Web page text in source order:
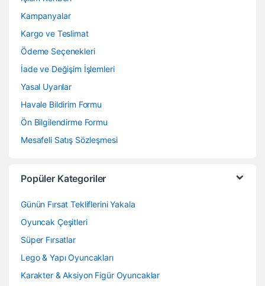
Kampanyalar
Kargo ve Teslimat
Ödeme Seçenekleri
İade ve Değişim İşlemleri
Yasal Uyarılar
Havale Bildirim Formu
Ön Bilgilendirme Formu
Mesafeli Satış Sözleşmesi
Popüler Kategoriler
Günün Fırsat Tekliflerini Yakala
Oyuncak Çeşitleri
Süper Fırsatlar
Lego & Yapı Oyuncakları
Karakter & Aksiyon Figür Oyuncaklar